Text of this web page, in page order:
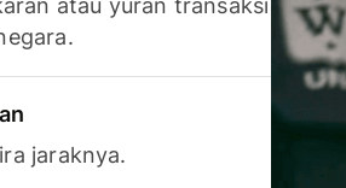
atau yuran transaksi
jaraknya.